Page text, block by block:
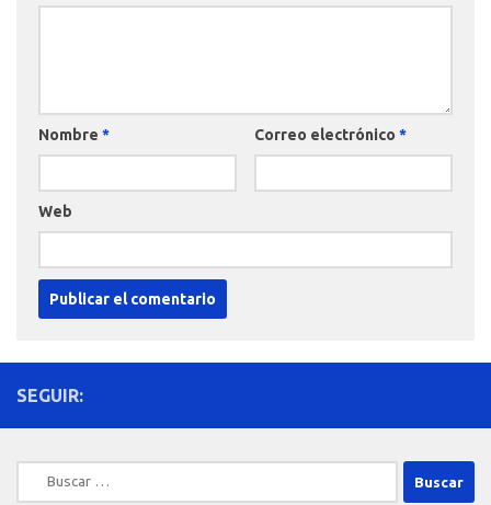
Nombre * Correo electrónico *
Web
SEGUIR:
Buscar: